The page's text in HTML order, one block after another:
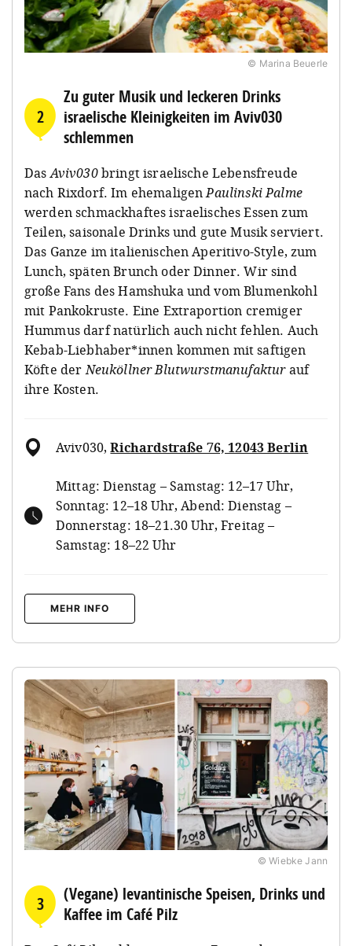
© Marina Beuerle
2
Zu guter Musik und leckeren Drinks
israelische Kleinigkeiten im Aviv030
schlemmen
DasAviv030bringt israelische Lebensfreude
nach Rixdorf. Im ehemaligenPaulinski Palme
werden schmackhaftes israelisches Essen zum
Teilen, saisonale Drinks und gute Musik serviert.
Das Ganze im italienischen Aperitivo-Style, zum
Lunch, späten Brunch oder Dinner. Wir sind
große Fans des Hamshuka und vom Blumenkohl
mit Pankokruste. Eine Extraportion cremiger
Hummus darf natürlich auch nicht fehlen. Auch
Kebab-Liebhaber*innen kommen mit saftigen
Köfte derNeuköllner Blutwurstmanufakturauf
ihre Kosten.
Aviv030,Richardstraße 76, 12043 Berlin
Mittag: Dienstag – Samstag: 12–17 Uhr,
Sonntag: 12–18 Uhr, Abend: Dienstag –
Donnerstag: 18–21.30 Uhr, Freitag –
Samstag: 18–22 Uhr
MEHR INFO
© Wiebke Jann
3
(Vegane) levantinische Speisen, Drinks und
Kaffee im Café Pilz